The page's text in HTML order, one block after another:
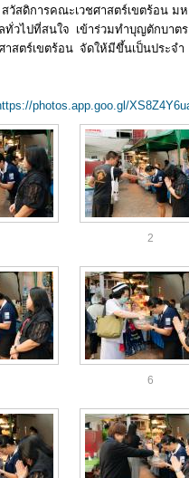
ารคณะเวชศาสตร์เขตร้อน มหา
ทั่วไปที่สนใจ เข้าร่วมทำบุญตักบ
าสตร์เขตร้อน จัดให้มีขึ้นเป็นประ
photos.app.goo.gl/
2
6